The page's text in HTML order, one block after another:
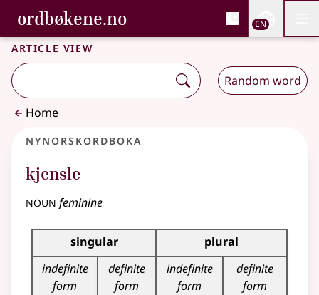
Skip to main content
Accessibility
ordbøkene.no, Bokmålsordboka and
Bokmålsordboka and Nynorskordboka
EN
Article view
Random word
Home
Nynorskordboka
kjensle
noun feminine
Inflection table for this noun
singular
plural
indefinite
form
definite
form
indefinite
form
definite
form